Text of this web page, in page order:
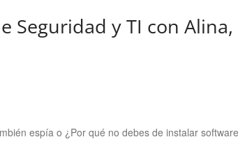
Seguridad y TI con Alina,
espía o ¿Por qué no debes de instalar